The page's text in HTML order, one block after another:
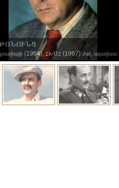
(1964), ՀԽՍՀ (1967) ժող. արտիստ: